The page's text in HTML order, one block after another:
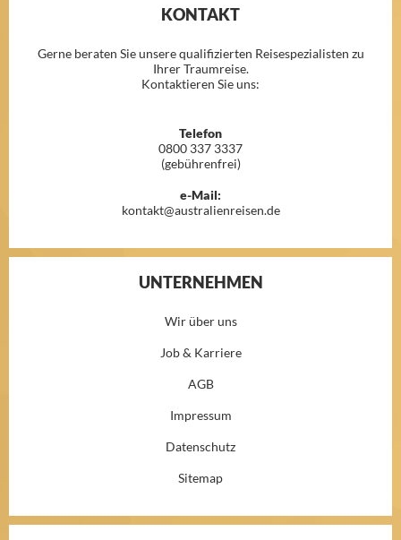
KONTAKT
Gerne beraten Sie unsere qualifizierten Reisespezialisten zu
Ihrer Traumreise.
Kontaktieren Sie uns:
Telefon
0800 337 3337
(gebührenfrei)
e-Mail:
kontakt@australienreisen.de
UNTERNEHMEN
Wir über uns
Job & Karriere
AGB
Impressum
Datenschutz
Sitemap